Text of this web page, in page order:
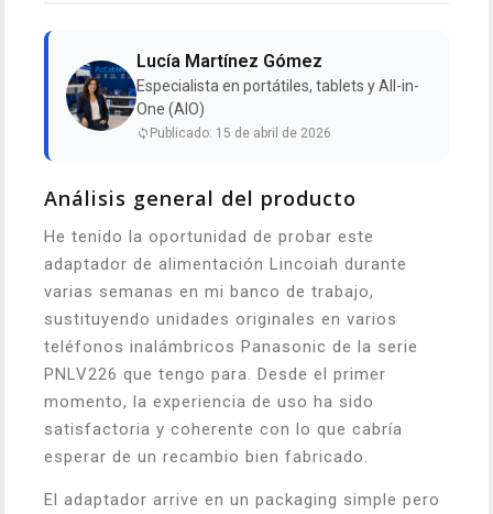
Lucía Martínez Gómez
Especialista en portátiles, tablets y All-in-
One (AIO)
Publicado: 15 de abril de 2026
Análisis general del producto
He tenido la oportunidad de probar este
adaptador de alimentación Lincoiah durante
varias semanas en mi banco de trabajo,
sustituyendo unidades originales en varios
teléfonos inalámbricos Panasonic de la serie
PNLV226 que tengo para. Desde el primer
momento, la experiencia de uso ha sido
satisfactoria y coherente con lo que cabría
esperar de un recambio bien fabricado.
El adaptador arrive en un packaging simple pero